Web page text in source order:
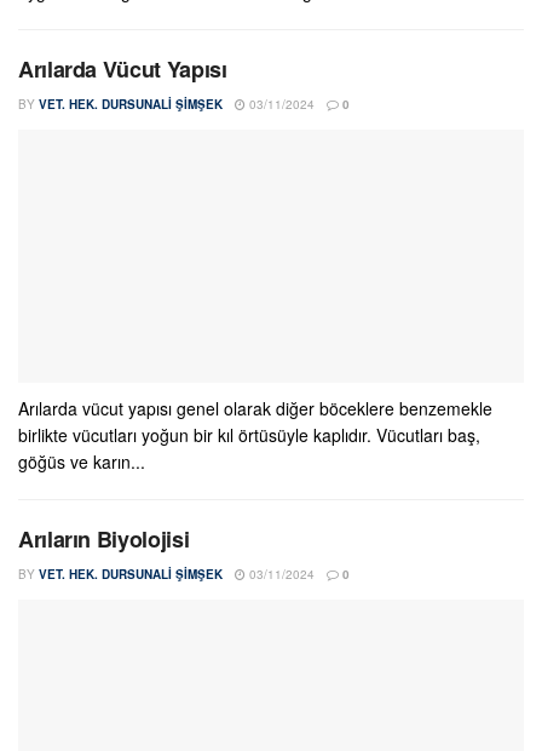
Arılarda Vücut Yapısı
BY VET. HEK. DURSUNALI ŞIMŞEK 03/11/2024 0
Arılarda vücut yapısı genel olarak diğer böceklere benzemekle
birlikte vücutları yoğun bir kıl örtüsüyle kaplıdır. Vücutları baş,
göğüs ve karın...
Arıların Biyolojisi
BY VET. HEK. DURSUNALI ŞIMŞEK 03/11/2024 0